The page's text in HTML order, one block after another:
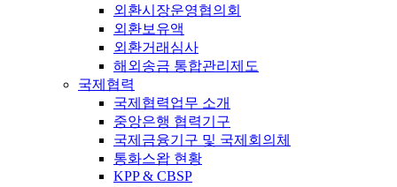
외환시장운영협의회
외환보유액
외환거래심사
해외송금 통합관리제도
국제협력
국제협력업무 소개
중앙은행 협력기구
국제금융기구 및 국제회의체
통화스왑 현황
KPP & CBSP